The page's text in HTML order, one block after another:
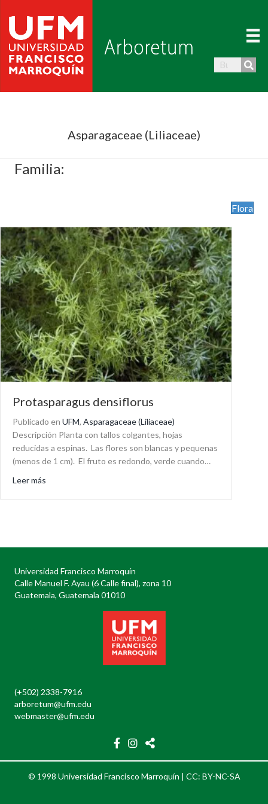
Asparagaceae (Liliaceae)
Familia:
Flora
Protasparagus densiflorus
Publicado en UFM, Asparagaceae (Liliaceae)
Descripción Planta con tallos colgantes, hojas
reducidas a espinas. Las flores son blancas y pequenas
(menos de 1 cm). El fruto es redondo, verde cuando…
Leer más
Universidad Francisco Marroquín
Calle Manuel F. Ayau (6 Calle final), zona 10
Guatemala, Guatemala 01010
(+502) 2338-7916
arboretum@ufm.edu
webmaster@ufm.edu
© 1998 Universidad Francisco Marroquín | CC: BY-NC-SA